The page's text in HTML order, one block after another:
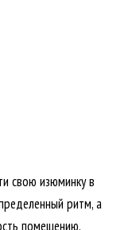
свою изюминку в
ритм, а
помещению.